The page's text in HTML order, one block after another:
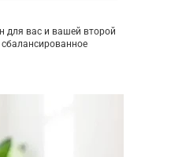
для вас и вашей второй
сбалансированное